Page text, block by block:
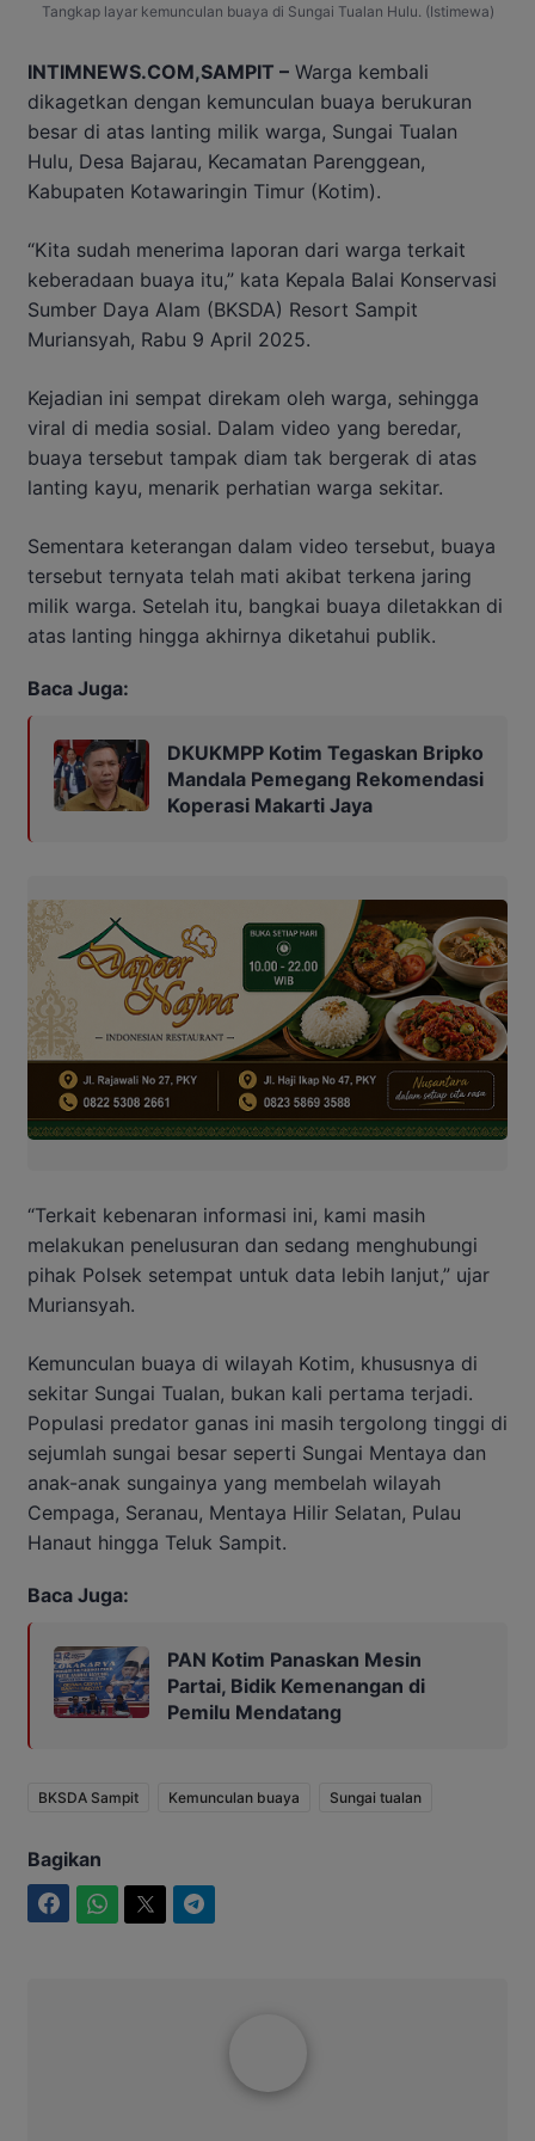
Tangkap layar kemunculan buaya di Sungai Tualan Hulu. (Istimewa)
INTIMNEWS.COM,SAMPIT – Warga kembali
dikagetkan dengan kemunculan buaya berukuran
besar di atas lanting milik warga, Sungai Tualan
Hulu, Desa Bajarau, Kecamatan Parenggean,
Kabupaten Kotawaringin Timur (Kotim).
“Kita sudah menerima laporan dari warga terkait
keberadaan buaya itu,” kata Kepala Balai Konservasi
Sumber Daya Alam (BKSDA) Resort Sampit
Muriansyah, Rabu 9 April 2025.
Kejadian ini sempat direkam oleh warga, sehingga
viral di media sosial. Dalam video yang beredar,
buaya tersebut tampak diam tak bergerak di atas
lanting kayu, menarik perhatian warga sekitar.
Sementara keterangan dalam video tersebut, buaya
tersebut ternyata telah mati akibat terkena jaring
milik warga. Setelah itu, bangkai buaya diletakkan di
atas lanting hingga akhirnya diketahui publik.
Baca Juga:
DKUKMPP Kotim Tegaskan Bripko
Mandala Pemegang Rekomendasi
Koperasi Makarti Jaya
“Terkait kebenaran informasi ini, kami masih
melakukan penelusuran dan sedang menghubungi
pihak Polsek setempat untuk data lebih lanjut,” ujar
Muriansyah.
Kemunculan buaya di wilayah Kotim, khususnya di
sekitar Sungai Tualan, bukan kali pertama terjadi.
Populasi predator ganas ini masih tergolong tinggi di
sejumlah sungai besar seperti Sungai Mentaya dan
anak-anak sungainya yang membelah wilayah
Cempaga, Seranau, Mentaya Hilir Selatan, Pulau
Hanaut hingga Teluk Sampit.
Baca Juga:
PAN Kotim Panaskan Mesin
Partai, Bidik Kemenangan di
Pemilu Mendatang
BKSDA Sampit Kemunculan buaya Sungai tualan
Bagikan